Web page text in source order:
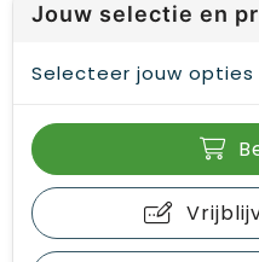
Jouw selectie en
Selecteer jouw